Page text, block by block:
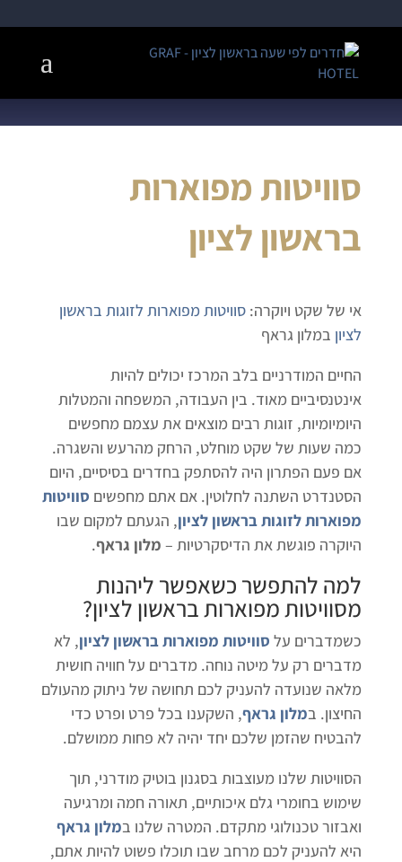
סוויטות מפוארות
בראשון לציון
אי של שקט ויוקרה: סוויטות מפוארות לזוגות בראשון
לציון במלון גראף
החיים המודרניים בלב המרכז יכולים להיות
אינטנסיביים מאוד. בין העבודה, המשפחה והמטלות
היומיומיות, זוגות רבים מוצאים את עצמם מחפשים
כמה שעות של שקט מוחלט, הרחק מהרעש והשגרה.
אם פעם הפתרון היה להסתפק בחדרים בסיסיים, היום
הסטנדרט השתנה לחלוטין. אם אתם מחפשים סוויטות
מפוארות לזוגות בראשון לציון, הגעתם למקום שבו
היוקרה פוגשת את הדיסקרטיות – מלון גראף.
למה להתפשר כשאפשר ליהנות
מסוויטות מפוארות בראשון לציון?
כשמדברים על סוויטות מפוארות בראשון לציון, לא
מדברים רק על מיטה נוחה. מדברים על חוויה חושית
מלאה שנועדה להעניק לכם תחושה של ניתוק מהעולם
החיצון. במלון גראף, השקענו בכל פרט ופרט כדי
להבטיח שהזמן שלכם יחד יהיה לא פחות ממושלם.
הסוויטות שלנו מעוצבות בסגנון בוטיק מודרני, תוך
שימוש בחומרי גלם איכותיים, תאורה חמה ומרגיעה
ואבזור טכנולוגי מתקדם. המטרה שלנו במלון גראף
היא להעניק לכם מרחב שבו תוכלו פשוט להיות אתם,